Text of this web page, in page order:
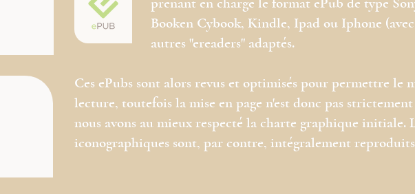
prenant en charge le format ePub de type
Booken Cybook, Kindle, Ipad ou Iphone
autres "ereaders" adaptés.
Ces ePubs sont alors revus et optimisés pour permettre le
lecture, toutefois la mise en page n'est donc pas
nous avons au mieux respecté la charte graphique initiale.
iconographiques sont, par contre, intégralement